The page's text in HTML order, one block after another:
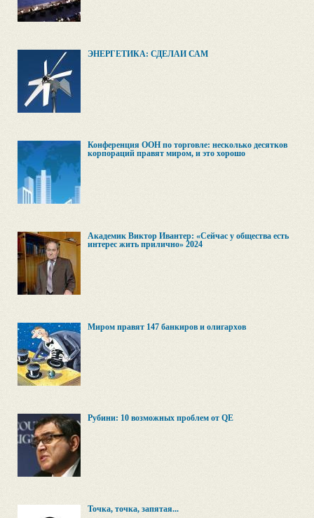
ЭНЕРГЕТИКА: СДЕЛАЙ САМ
Конференция ООН по торговле: несколько десятков
корпораций правят миром, и это хорошо
Академик Виктор Ивантер: «Сейчас у общества есть
интерес жить прилично» 2024
Миром правят 147 банкиров и олигархов
Рубини: 10 возможных проблем от QE
Точка, точка, запятая...